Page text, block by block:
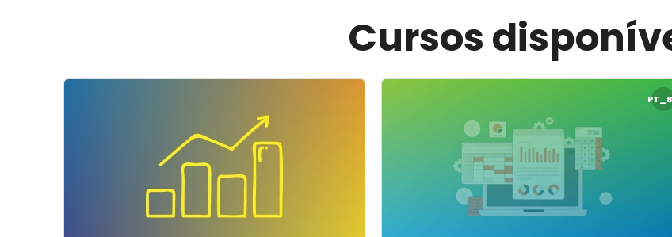
Cursos
Imagem do curso" Seminário em Finanças II: Desempenho Operacional e Alavancagem Financeira
Imagem do curso" Seminário Finanças I: Fluxo